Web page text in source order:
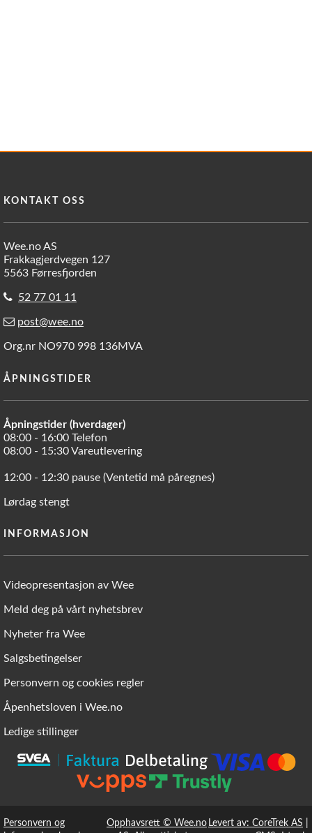
KONTAKT OSS
Wee.no AS
Frakkagjerdvegen 127
5563 Førresfjorden
52 77 01 11
post@wee.no
Org.nr NO970 998 136MVA
ÅPNINGSTIDER
Åpningstider (hverdager)
08:00 - 16:00 Telefon
08:00 - 15:30 Vareutlevering
12:00 - 12:30 pause (Ventetid må påregnes)
Lørdag stengt
INFORMASJON
Videopresentasjon av Wee
Meld deg på vårt nyhetsbrev
Nyheter fra Wee
Salgsbetingelser
Personvern og cookies regler
Åpenhetsloven i Wee.no
Ledige stillinger
Personvern og
Opphavsrett © Wee.no Levert av: CoreTrek AS